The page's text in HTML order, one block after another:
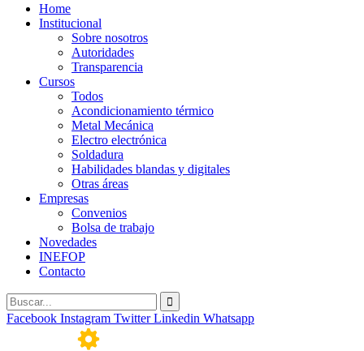
Home
Institucional
Sobre nosotros
Autoridades
Transparencia
Cursos
Todos
Acondicionamiento térmico
Metal Mecánica
Electro electrónica
Soldadura
Habilidades blandas y digitales
Otras áreas
Empresas
Convenios
Bolsa de trabajo
Novedades
INEFOP
Contacto
Facebook Instagram Twitter Linkedin Whatsapp